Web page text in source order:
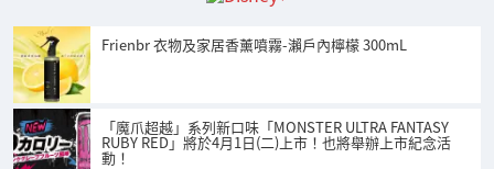
Frienbr 衣物及家居香薰噴霧-瀨戶內檸檬 300mL
「魔爪超越」系列新口味「MONSTER ULTRA FANTASY
RUBY RED」將於4月1日(二)上市！也將舉辦上市紀念活
動！